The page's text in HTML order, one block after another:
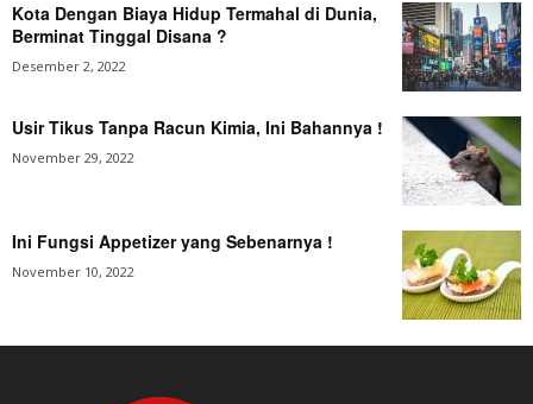
Kota Dengan Biaya Hidup Termahal di Dunia,
Berminat Tinggal Disana ?
Desember 2, 2022
Usir Tikus Tanpa Racun Kimia, Ini Bahannya !
November 29, 2022
Ini Fungsi Appetizer yang Sebenarnya !
November 10, 2022